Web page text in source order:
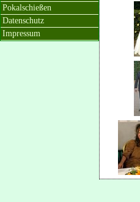
Pokalschießen
Datenschutz
Impressum